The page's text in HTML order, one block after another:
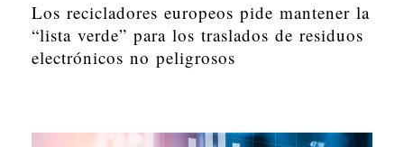
Los recicladores europeos pide mantener la
“lista verde” para los traslados de residuos
electrónicos no peligrosos